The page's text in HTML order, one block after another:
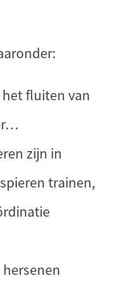
fluiten van
zijn in
trainen,